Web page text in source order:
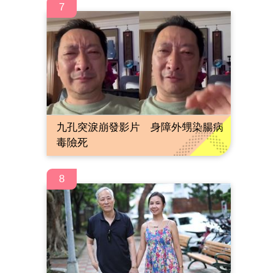
7
九孔突淚崩發影片 身障外甥染腸病
毒險死
8